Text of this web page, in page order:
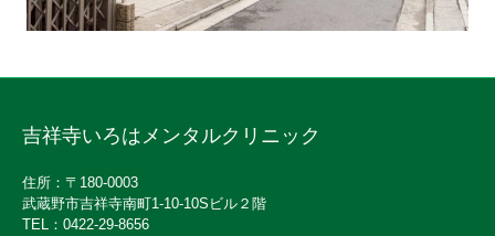
吉祥寺いろはメンタルクリニック
住所：〒180-0003
武蔵野市吉祥寺南町1-10-10Sビル２階
TEL：0422-29-8656